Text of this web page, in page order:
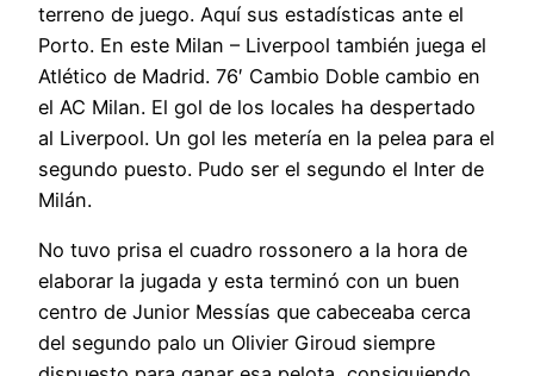
terreno de juego. Aquí sus estadísticas ante el
Porto. En este Milan – Liverpool también juega el
Atlético de Madrid. 76′ Cambio Doble cambio en
el AC Milan. El gol de los locales ha despertado
al Liverpool. Un gol les metería en la pelea para el
segundo puesto. Pudo ser el segundo el Inter de
Milán.
No tuvo prisa el cuadro rossonero a la hora de
elaborar la jugada y esta terminó con un buen
centro de Junior Messías que cabeceaba cerca
del segundo palo un Olivier Giroud siempre